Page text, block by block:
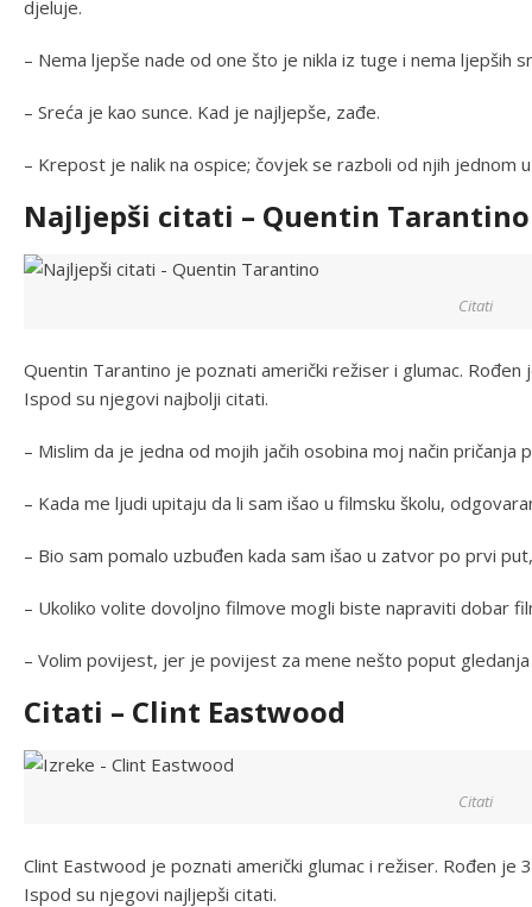
djeluje.
– Nema ljepše nade od one što je nikla iz tuge i nema ljepših
– Sreća je kao sunce. Kad je najljepše, zađe.
– Krepost je nalik na ospice; čovjek se razboli od njih jednom
Najljepši citati – Quentin Tarantino
Citati
Quentin Tarantino je poznati američki režiser i glumac. Rođen
Ispod su njegovi najbolji citati.
– Mislim da je jedna od mojih jačih osobina moj način pričanja
– Kada me ljudi upitaju da li sam išao u filmsku školu,
– Bio sam pomalo uzbuđen kada sam išao u zatvor po prvi
– Ukoliko volite dovoljno filmove mogli biste napraviti dobar
– Volim povijest, jer je povijest za mene nešto poput
Citati – Clint Eastwood
Citati
Clint Eastwood je poznati američki glumac i režiser. Rođen je
Ispod su njegovi najljepši citati.